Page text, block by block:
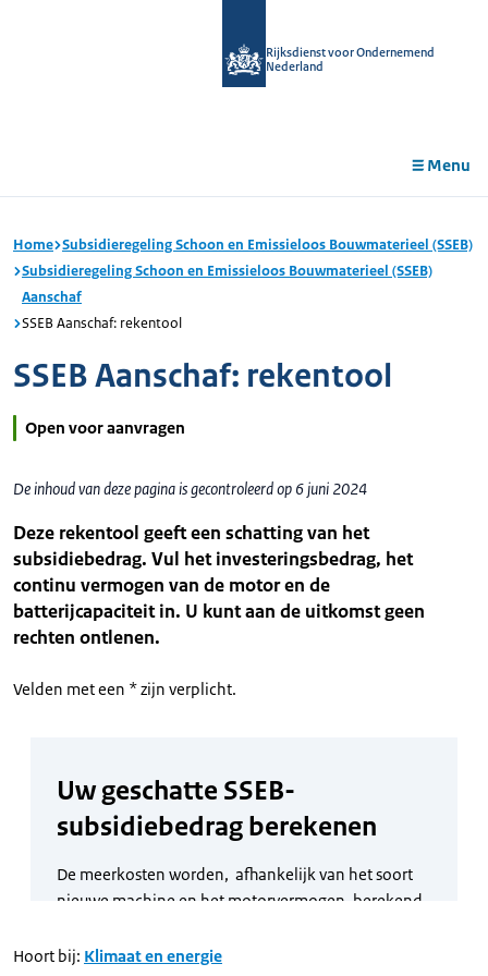
Rijksdienst voor Ondernemend
Nederland
Menu
Home Subsidieregeling Schoon en Emissieloos Bouwmaterieel (SSEB)
Subsidieregeling Schoon en Emissieloos Bouwmaterieel (SSEB)
Aanschaf
SSEB Aanschaf: rekentool
SSEB Aanschaf: rekentool
Open voor aanvragen
De inhoud van deze pagina is gecontroleerd op 6 juni 2024
Deze rekentool geeft een schatting van het
subsidiebedrag. Vul het investeringsbedrag, het
continu vermogen van de motor en de
batterijcapaciteit in. U kunt aan de uitkomst geen
rechten ontlenen.
Velden met een * zijn verplicht.
Hoort bij: Klimaat en energie